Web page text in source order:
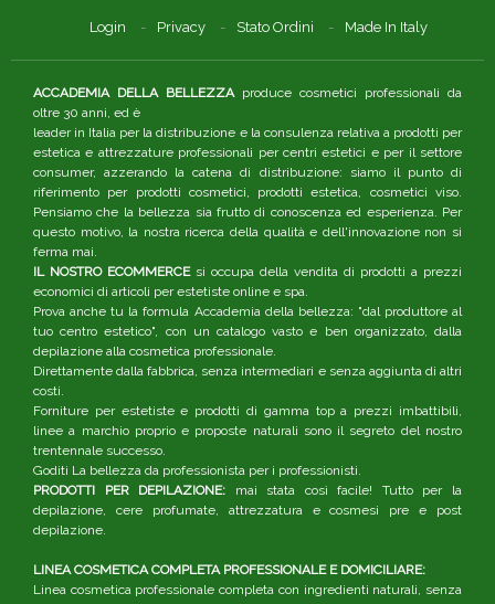
Login Privacy Stato Ordini Made In Italy
ACCADEMIA DELLA BELLEZZAproduce cosmetici professionali da
oltre 30 anni, ed è
leader in Italia per la distribuzione e la consulenza relativa a prodotti per
estetica e attrezzature professionali per centri estetici e per il settore
consumer, azzerando la catena di distribuzione: siamo il punto di
riferimento per prodotti cosmetici, prodotti estetica, cosmetici viso.
Pensiamo che la bellezza sia frutto di conoscenza ed esperienza. Per
questo motivo, la nostra ricerca della qualità e dell'innovazione non si
ferma mai.
IL NOSTRO ECOMMERCEsi occupa della vendita di prodotti a prezzi
economici di articoli per estetiste online e spa.
Prova anche tu la formula Accademia della bellezza: "dal produttore al
tuo centro estetico", con un catalogo vasto e ben organizzato, dalla
depilazione alla cosmetica professionale.
Direttamente dalla fabbrica, senza intermediari e senza aggiunta di altri
costi.
Forniture per estetiste e prodotti di gamma top a prezzi imbattibili,
linee a marchio proprio e proposte naturali sono il segreto del nostro
trentennale successo.
Goditi La bellezza da professionista per i professionisti.
PRODOTTI PER DEPILAZIONE: mai stata così facile! Tutto per la
depilazione, cere profumate, attrezzatura e cosmesi pre e post
depilazione.
LINEA COSMETICA COMPLETA PROFESSIONALE E DOMICILIARE:
Linea cosmetica professionale completa con ingredienti naturali, senza